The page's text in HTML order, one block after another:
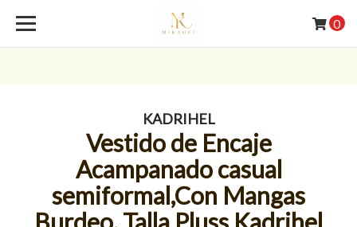
0
KADRIHEL
Vestido de Encaje
Acampanado casual
semiformal,Con Mangas
Burdeo, Talla Pluss Kadrihel